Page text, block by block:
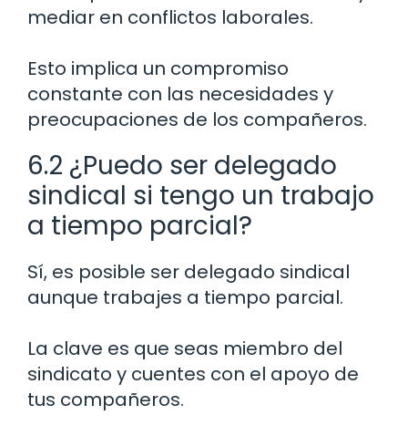
mediar en conflictos laborales.
Esto implica un compromiso
constante con las necesidades y
preocupaciones de los compañeros.
6.2 ¿Puedo ser delegado
sindical si tengo un trabajo
a tiempo parcial?
Sí, es posible ser delegado sindical
aunque trabajes a tiempo parcial.
La clave es que seas miembro del
sindicato y cuentes con el apoyo de
tus compañeros.